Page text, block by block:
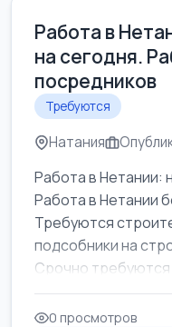
Работа в
на сегодня.
посредников
Требуются
Натания
Работа в Нетании:
Работа в Нетании
Требуются
подсобники на
Срочно требуются
0 просмотров